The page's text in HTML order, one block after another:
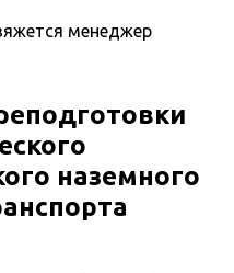
менеджер
наземного